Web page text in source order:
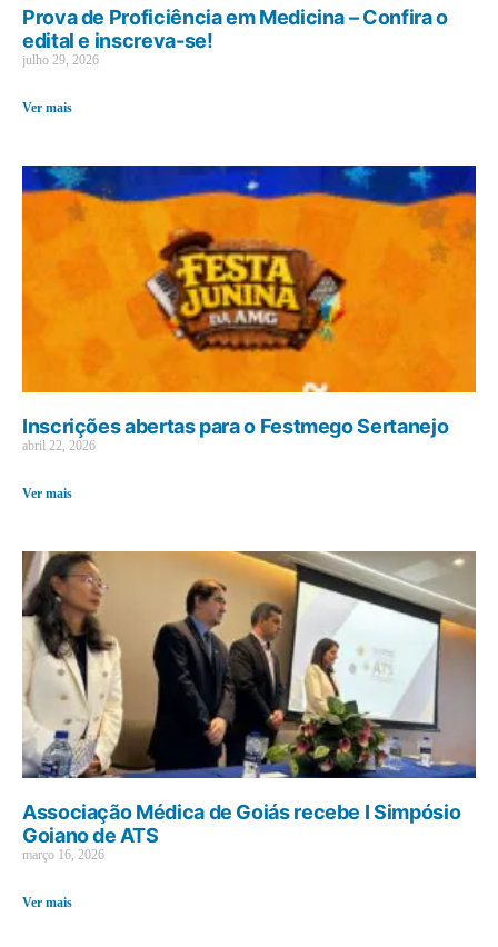
Prova de Proficiência em Medicina – Confira o
edital e inscreva-se!
julho 29, 2026
Ver mais
Inscrições abertas para o Festmego Sertanejo
abril 22, 2026
Ver mais
Associação Médica de Goiás recebe I Simpósio
Goiano de ATS
março 16, 2026
Ver mais